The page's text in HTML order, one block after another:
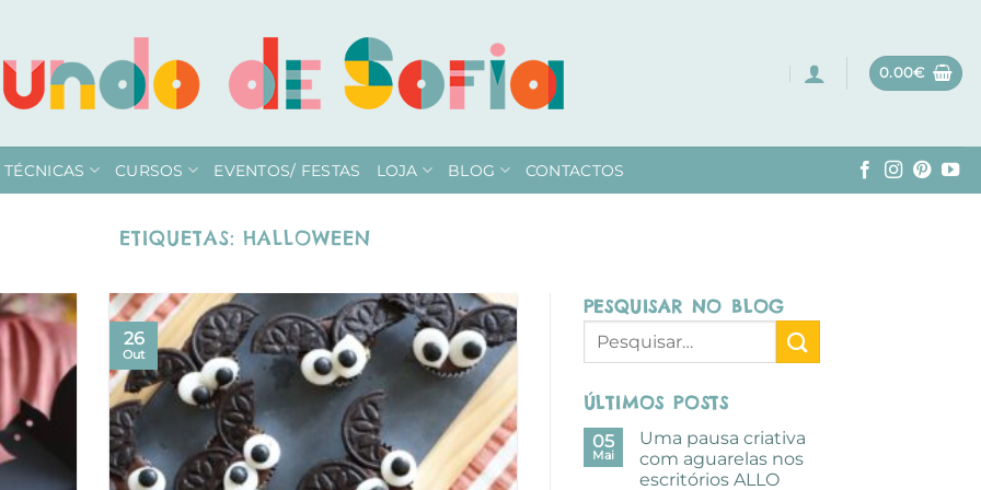
0.00€
TÉCNICAS CURSOS EVENTOS/ FESTAS LOJA BLOG CONTACTOS
ETIQUETAS:HALLOWEEN
26
Out
PESQUISAR NO BLOG
ÚLTIMOS POSTS
05
Mai
Uma pausa criativa
com aguarelas nos
escritórios ALLO